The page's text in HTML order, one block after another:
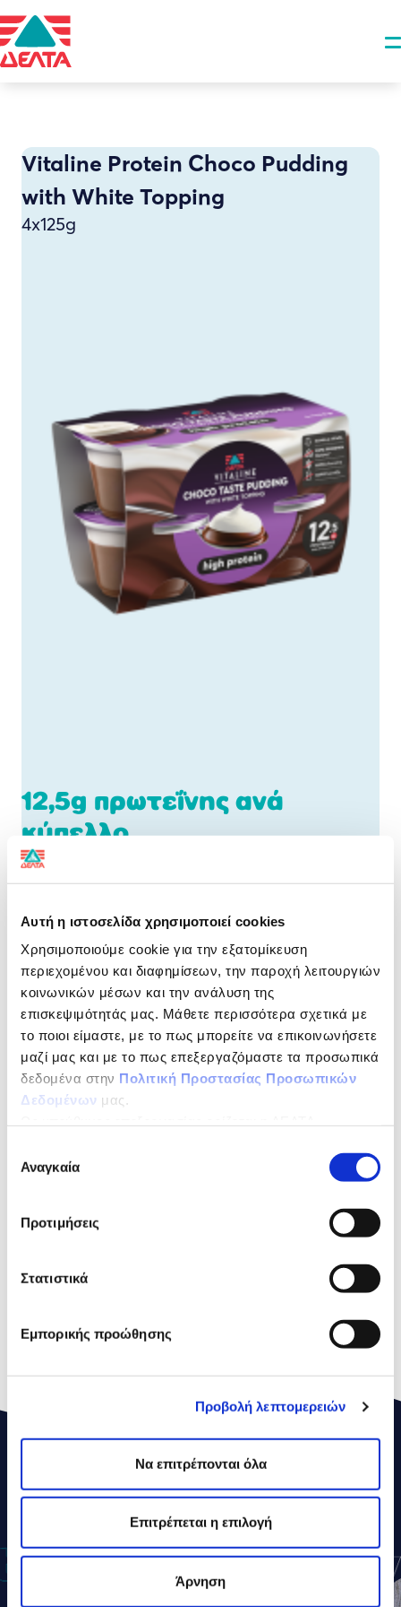
Αυτή η ιστοσελίδα χρησιμοποιεί cookies
Χρησιμοποιούμε cookie για την εξατομίκευση
περιεχομένου και διαφημίσεων, την παροχή λειτουργιών
κοινωνικών μέσων και την ανάλυση της
επισκεψιμότητάς μας. Μάθετε περισσότερα σχετικά με
το ποιοι είμαστε, με το πως μπορείτε να επικοινωνήσετε
μαζί μας και με το πως επεξεργαζόμαστε τα προσωπικά
δεδομένα στην Πολιτική Προστασίας Προσωπικών
Δεδομένων μας.
συγκατάθεσης
Αναγκαία
Προτιμήσεις
Στατιστικά
Εμπορικής προώθησης
Προβολή λεπτομερειών
Να επιτρέπονται όλα
Επιτρέπεται η επιλογή
Άρνηση
Vitaline Protein Choco Pudding
with White Topping
4x125g
12,5g πρωτεΐνης ανά
κύπελλο
Επιδόρπιο γάλακτος με 2 στρώσεις pudding & white
Χωρίς προσθήκη ζάχαρης, χωρίς γλουτένη, χωρίς
λακτόζη
Δύο απολαυστικές στρώσεις pudding & topping, με
γεύση σοκολάτας με υψηλή πρωτεΐνη για να σε
κρατάει γεμάτο ενέργεια όλη μέρα!
ΔΙΑΤΡΟΦΙΚΗ ΔΗΛΩΣΗ
ανά 100 g
2,7 g
Saturated
1,8 g
Carbohydrates
5,0 g
Proteins
10,0g
ΔΕΛΤΑΣΥΝΤΑΓΕΣ